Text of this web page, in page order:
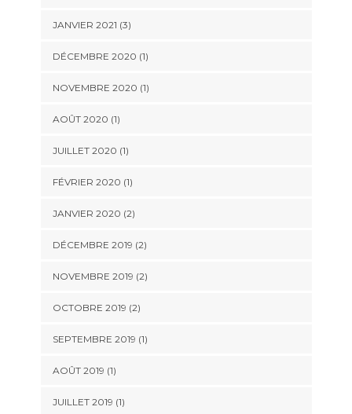
JANVIER 2021 (3)
DÉCEMBRE 2020 (1)
NOVEMBRE 2020 (1)
AOÛT 2020 (1)
JUILLET 2020 (1)
FÉVRIER 2020 (1)
JANVIER 2020 (2)
DÉCEMBRE 2019 (2)
NOVEMBRE 2019 (2)
OCTOBRE 2019 (2)
SEPTEMBRE 2019 (1)
AOÛT 2019 (1)
JUILLET 2019 (1)